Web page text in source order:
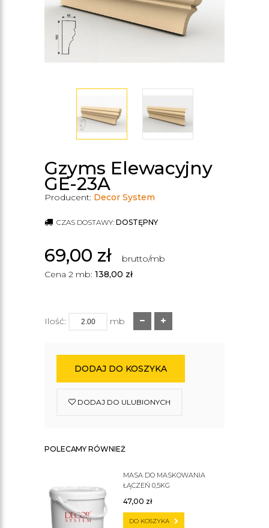
Gzyms Elewacyjny
GE-23A
Producent: Decor System
CZAS DOSTAWY: DOSTĘPNY
69,00 zł
brutto/mb
Cena 2 mb: 138,00 zł
Ilość: mb
DODAJ DO KOSZYKA
DODAJ DO ULUBIONYCH
POLECAMY RÓWNIEŻ
MASA DO MASKOWANIA
ŁĄCZEŃ 0,5KG
47,00 zł
DO KOSZYKA